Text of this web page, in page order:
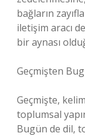
bağların
iletişim aracı
bir aynası
Geçmişten
Geçmişte,
toplumsal
Bugün de dil,